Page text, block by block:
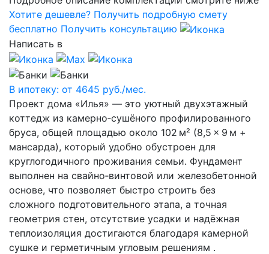
Хотите дешевле? Получить подробную смету
бесплатно Получить консультацию
Написать в
В ипотеку: от 4645 руб./мес.
Проект дома «Илья» — это уютный двухэтажный
коттедж из камерно‑сушёного профилированного
бруса, общей площадью около 102 м² (8,5 × 9 м +
мансарда), который удобно обустроен для
круглогодичного проживания семьи. Фундамент
выполнен на свайно‑винтовой или железобетонной
основе, что позволяет быстро строить без
сложного подготовительного этапа, а точная
геометрия стен, отсутствие усадки и надёжная
теплоизоляция достигаются благодаря камерной
сушке и герметичным угловым решениям .